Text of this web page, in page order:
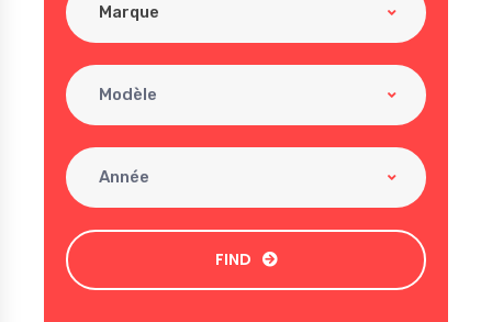
Marque
Modèle
Année
FIND